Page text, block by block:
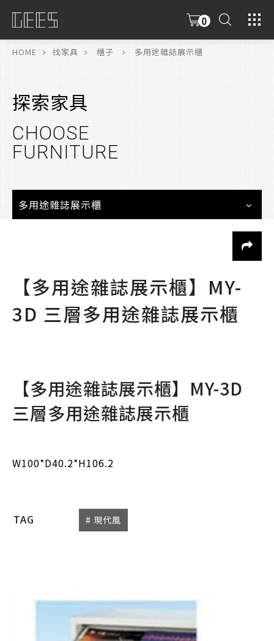
0
HOME 找家具 櫃子 多用途雜誌展示櫃
探索家具
CHOOSE
FURNITURE
多用途雜誌展示櫃
【多用途雜誌展示櫃】MY-
3D 三層多用途雜誌展示櫃
【多用途雜誌展示櫃】MY-3D
三層多用途雜誌展示櫃
W100*D40.2*H106.2
TAG # 現代風